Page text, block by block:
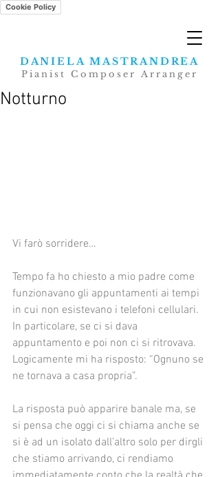
Cookie Policy
DANIELA MASTRANDREA
Pianist Composer Arranger
Notturno
Vi farò sorridere…
Tempo fa ho chiesto a mio padre come
funzionavano gli appuntamenti ai tempi
in cui non esistevano i telefoni cellulari.
In particolare, se ci si dava
appuntamento e poi non ci si ritrovava.
Logicamente mi ha risposto: “Ognuno se
ne tornava a casa propria”.
La risposta può apparire banale ma, se
si pensa che oggi ci si chiama anche se
si è ad un isolato dall’altro solo per dirgli
che stiamo arrivando, ci rendiamo